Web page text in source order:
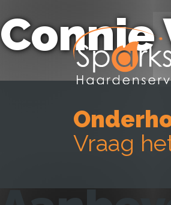
Vraag